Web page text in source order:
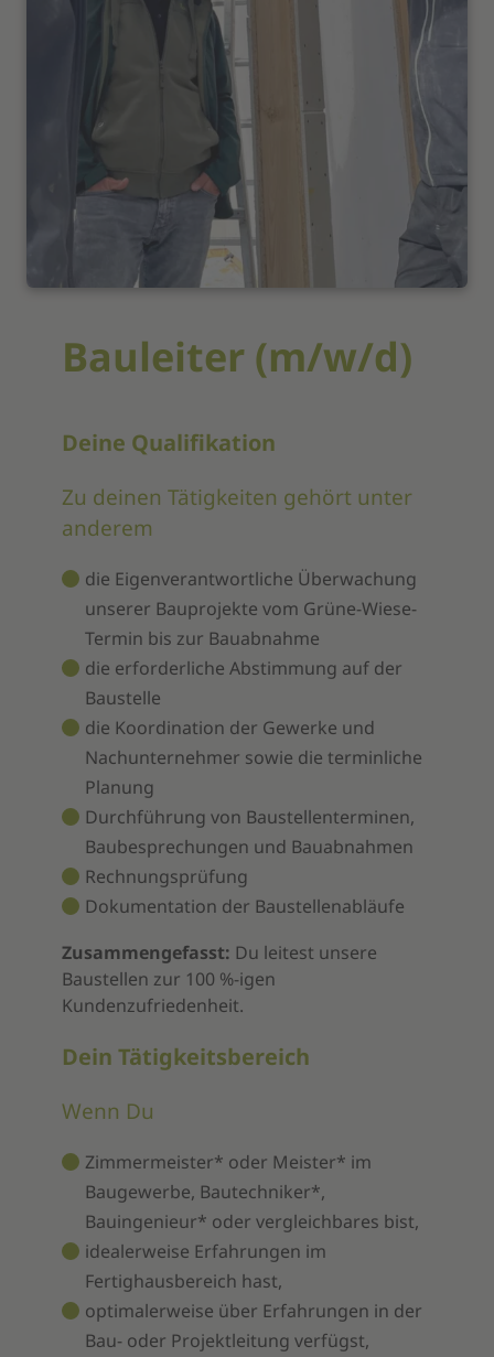
Bauleiter (m/w/d)
Deine Qualifikation
Zu deinen Tätigkeiten gehört unter
anderem
die Eigenverantwortliche Überwachung
unserer Bauprojekte vom Grüne-Wiese-
Termin bis zur Bauabnahme
die erforderliche Abstimmung auf der
Baustelle
die Koordination der Gewerke und
Nachunternehmer sowie die terminliche
Planung
Durchführung von Baustellenterminen,
Baubesprechungen und Bauabnahmen
Rechnungsprüfung
Dokumentation der Baustellenabläufe
Zusammengefasst: Du leitest unsere
Baustellen zur 100 %-igen
Kundenzufriedenheit.
Dein Tätigkeitsbereich
Wenn Du
Zimmermeister* oder Meister* im
Baugewerbe, Bautechniker*,
Bauingenieur* oder vergleichbares bist,
idealerweise Erfahrungen im
Fertighausbereich hast,
optimalerweise über Erfahrungen in der
Bau- oder Projektleitung verfügst,